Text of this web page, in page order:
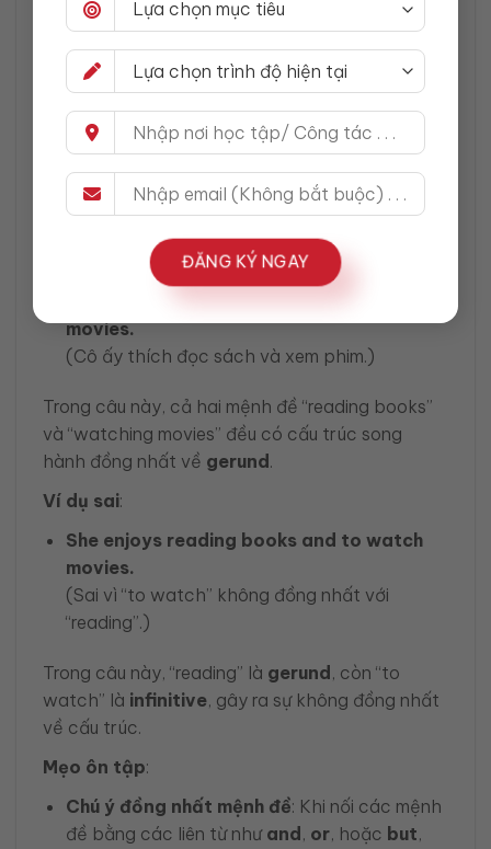
ĐĂNG KÝ NGAY
phần nối theo sau cũng phải làgerund.
Đồng Nhất Trong Các Mệnh Đề
Cấu trúc song hành cũng rất quan trọng trong
việc sử dụngmệnh đềtrong câu. Khi bạn sử
dụng các liên từ để nối mệnh đề trong câu, cần
phải đảm bảo rằng các mệnh đề này đồng dạng
về cấu trúc.
movies.
(Cô ấy thích đọc sách và xem phim.)
Trong câu này, cả hai mệnh đề “reading books”
và “watching movies” đều có cấu trúc song
hành đồng nhất về gerund.
Ví dụ sai:
She enjoys reading books and to watch
movies.
(Sai vì “to watch” không đồng nhất với
“reading”.)
Trong câu này, “reading” là gerund , còn “to
watch” là infinitive, gây ra sự không đồng nhất
về cấu trúc.
Mẹo ôn tập:
Chú ý đồng nhất mệnh đề: Khi nối các mệnh
đề bằng các liên từ như and , or, hoặc but,